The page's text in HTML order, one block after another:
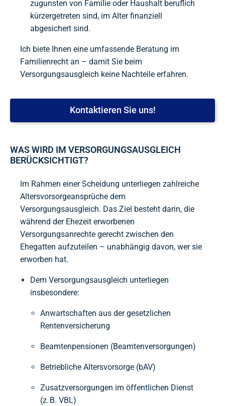
zugunsten von Familie oder Haushalt beruflich
kürzergetreten sind, im Alter finanziell
abgesichert sind.
Ich biete Ihnen eine umfassende Beratung im
Familienrecht an – damit Sie beim
Versorgungsausgleich keine Nachteile erfahren.
Kontaktieren Sie uns!
WAS WIRD IM VERSORGUNGSAUSGLEICH
BERÜCKSICHTIGT?
Im Rahmen einer Scheidung unterliegen zahlreiche
Altersvorsorgeansprüche dem
Versorgungsausgleich. Das Ziel besteht darin, die
während der Ehezeit erworbenen
Versorgungsanrechte gerecht zwischen den
Ehegatten aufzuteilen – unabhängig davon, wer sie
erworben hat.
Dem Versorgungsausgleich unterliegen
insbesondere:
Anwartschaften aus der gesetzlichen
Rentenversicherung
Beamtenpensionen (Beamtenversorgungen)
Betriebliche Altersvorsorge (bAV)
Zusatzversorgungen im öffentlichen Dienst
(z. B. VBL)